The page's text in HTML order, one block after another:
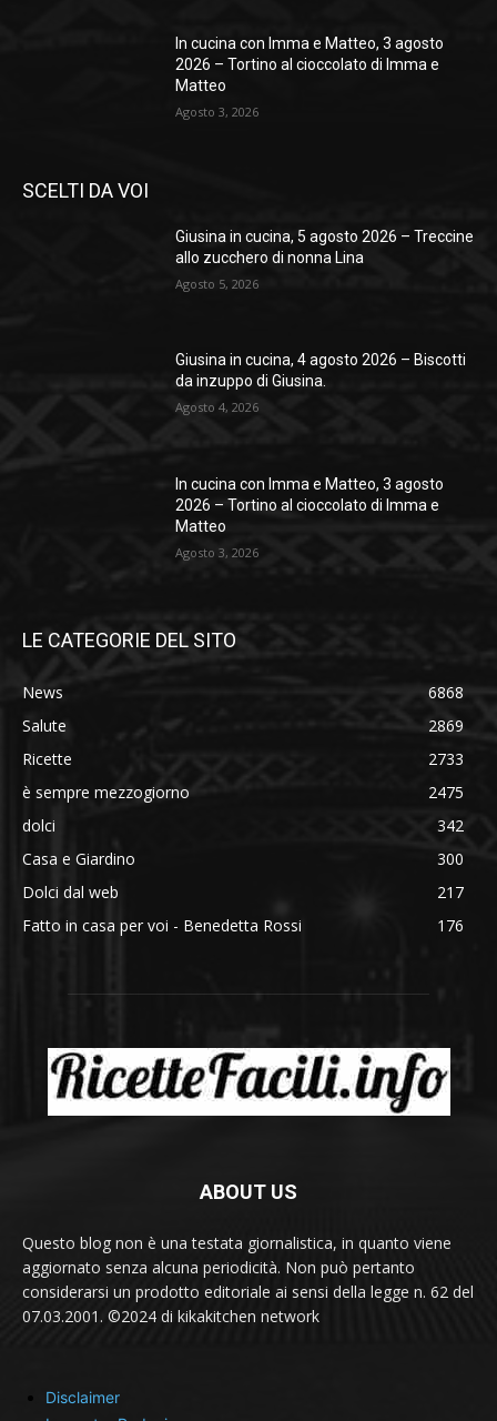
In cucina con Imma e Matteo, 3 agosto
2026 – Tortino al cioccolato di Imma e
Matteo
Agosto 3, 2026
SCELTI DA VOI
Giusina in cucina, 5 agosto 2026 – Treccine
allo zucchero di nonna Lina
Agosto 5, 2026
Giusina in cucina, 4 agosto 2026 – Biscotti
da inzuppo di Giusina.
Agosto 4, 2026
In cucina con Imma e Matteo, 3 agosto
2026 – Tortino al cioccolato di Imma e
Matteo
Agosto 3, 2026
LE CATEGORIE DEL SITO
News
6868
Salute
2869
Ricette
2733
è sempre mezzogiorno
2475
dolci
342
Casa e Giardino
300
Dolci dal web
217
Fatto in casa per voi - Benedetta Rossi
176
ABOUT US
Questo blog non è una testata giornalistica, in quanto viene
aggiornato senza alcuna periodicità. Non può pertanto
considerarsi un prodotto editoriale ai sensi della legge n. 62 del
07.03.2001. ©2024 di kikakitchen network
Disclaimer